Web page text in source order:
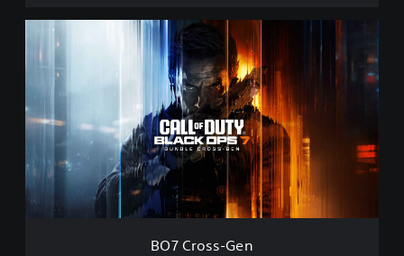
o
s
-
G
e
BO7 Cross-Gen